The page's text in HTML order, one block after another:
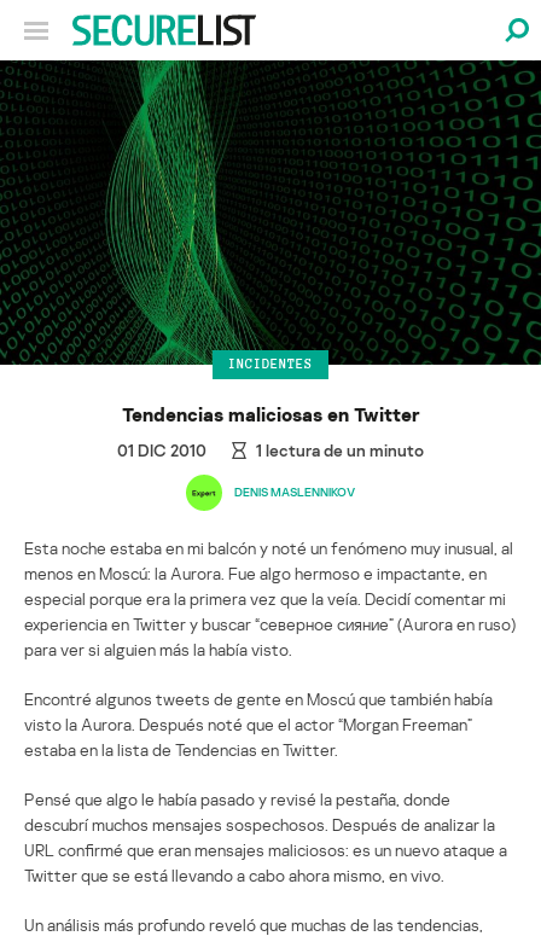
INCIDENTES
Tendencias maliciosas en Twitter
01 DIC 2010 1 lectura de un minuto
DENIS MASLENNIKOV
Esta noche estaba en mi balcón y noté un fenómeno muy inusual, al
menos en Moscú: la Aurora. Fue algo hermoso e impactante, en
especial porque era la primera vez que la veía. Decidí comentar mi
experiencia en Twitter y buscar “северное сияние” (Aurora en ruso)
para ver si alguien más la había visto.
Encontré algunos tweets de gente en Moscú que también había
visto la Aurora. Después noté que el actor “Morgan Freeman”
estaba en la lista de Tendencias en Twitter.
Pensé que algo le había pasado y revisé la pestaña, donde
descubrí muchos mensajes sospechosos. Después de analizar la
URL confirmé que eran mensajes maliciosos: es un nuevo ataque a
Twitter que se está llevando a cabo ahora mismo, en vivo.
Un análisis más profundo reveló que muchas de las tendencias,